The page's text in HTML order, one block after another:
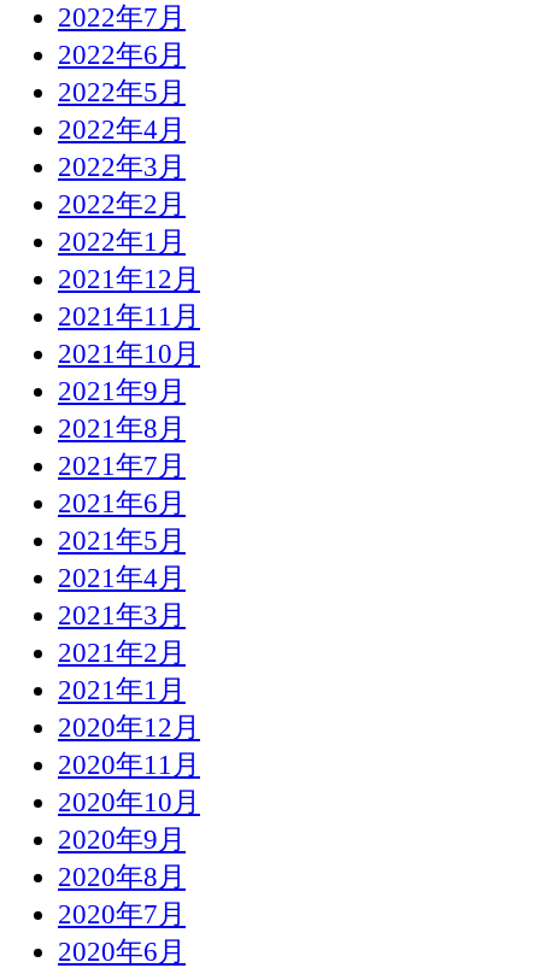
2022年7月
2022年6月
2022年5月
2022年4月
2022年3月
2022年2月
2022年1月
2021年12月
2021年11月
2021年10月
2021年9月
2021年8月
2021年7月
2021年6月
2021年5月
2021年4月
2021年3月
2021年2月
2021年1月
2020年12月
2020年11月
2020年10月
2020年9月
2020年8月
2020年7月
2020年6月